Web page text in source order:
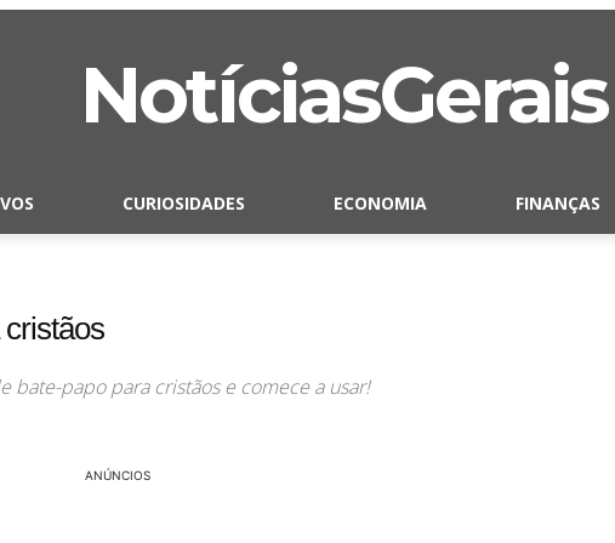
NotíciasGerais
CURIOSIDADES ECONOMIA FINANÇAS
bate-papo para cristãos e comece a usar!
ANÚNCIOS